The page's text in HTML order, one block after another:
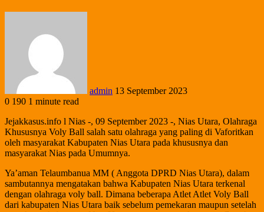
admin 13 September 2023
0 190 1 minute read
Jejakkasus.info l Nias -, 09 September 2023 -, Nias Utara, Olahraga
Khususnya Voly Ball salah satu olahraga yang paling di Vaforitkan
oleh masyarakat Kabupaten Nias Utara pada khususnya dan
masyarakat Nias pada Umumnya.
Ya’aman Telaumbanua MM ( Anggota DPRD Nias Utara), dalam
sambutannya mengatakan bahwa Kabupaten Nias Utara terkenal
dengan olahraga voly ball. Dimana beberapa Atlet Atlet Voly Ball
dari kabupaten Nias Utara baik sebelum pemekaran maupun setelah